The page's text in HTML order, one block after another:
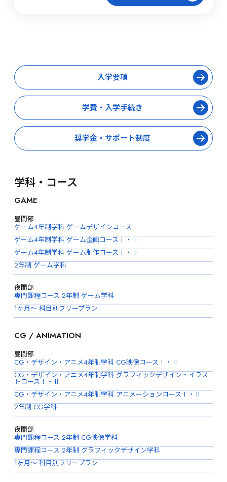
入学要項
学費・入学手続き
奨学金・サポート制度
学科・コース
GAME
昼間部
ゲーム4年制学科 ゲームデザインコース
ゲーム4年制学科 ゲーム企画コースⅠ・Ⅱ
ゲーム4年制学科 ゲーム制作コースⅠ・Ⅱ
2年制 ゲーム学科
夜間部
専門課程コース 2年制 ゲーム学科
1ヶ月〜 科目別フリープラン
CG / ANIMATION
昼間部
CG・デザイン・アニメ4年制学科 CG映像コースⅠ・Ⅱ
CG・デザイン・アニメ4年制学科 グラフィックデザイン・イラス
トコースⅠ・Ⅱ
CG・デザイン・アニメ4年制学科 アニメーションコースⅠ・Ⅱ
2年制 CG学科
夜間部
専門課程コース 2年制 CG映像学科
専門課程コース 2年制 グラフィックデザイン学科
1ヶ月〜 科目別フリープラン